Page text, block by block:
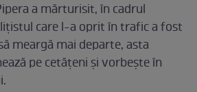
a mărturisit, în cadrul
care l-a oprit în trafic a fost
meargă mai departe, asta
pe cetățeni și vorbește în